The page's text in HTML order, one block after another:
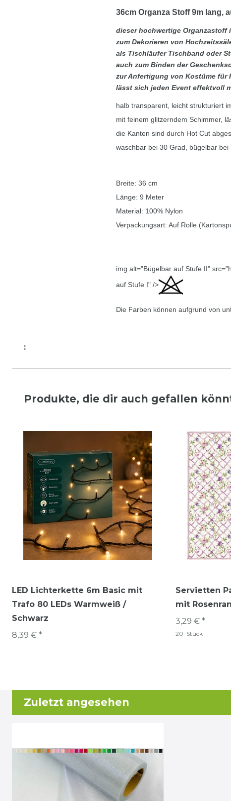
36cm Organza Stoff 9m lang,
dieser hochwertige Organzastoff
zum Dekorieren von
als Tischläufer Tischband oder
auch zum Binden der
zur Anfertigung von Kostüme für
lässt sich jeden Event effektvoll
halb transparent, leicht strukturiert
mit feinem glitzerndem Schimmer,
die Kanten sind durch Hot Cut
waschbar bei 30 Grad, bügelbar
Breite: 36 cm
Länge: 9 Meter
Material: 100% Nylon
Verpackungsart: Auf Rolle
img alt="Bügelbar auf Stufe II"
auf Stufe I" />
Die Farben können aufgrund von
:
Produkte, die dir auch gefallen
LED Lichterkette 6m Basic mit
Trafo 80 LEDs Warmweiß /
Schwarz
8,39 € *
Servietten
mit
3,29 € *
20 Stück
Zuletzt angesehen